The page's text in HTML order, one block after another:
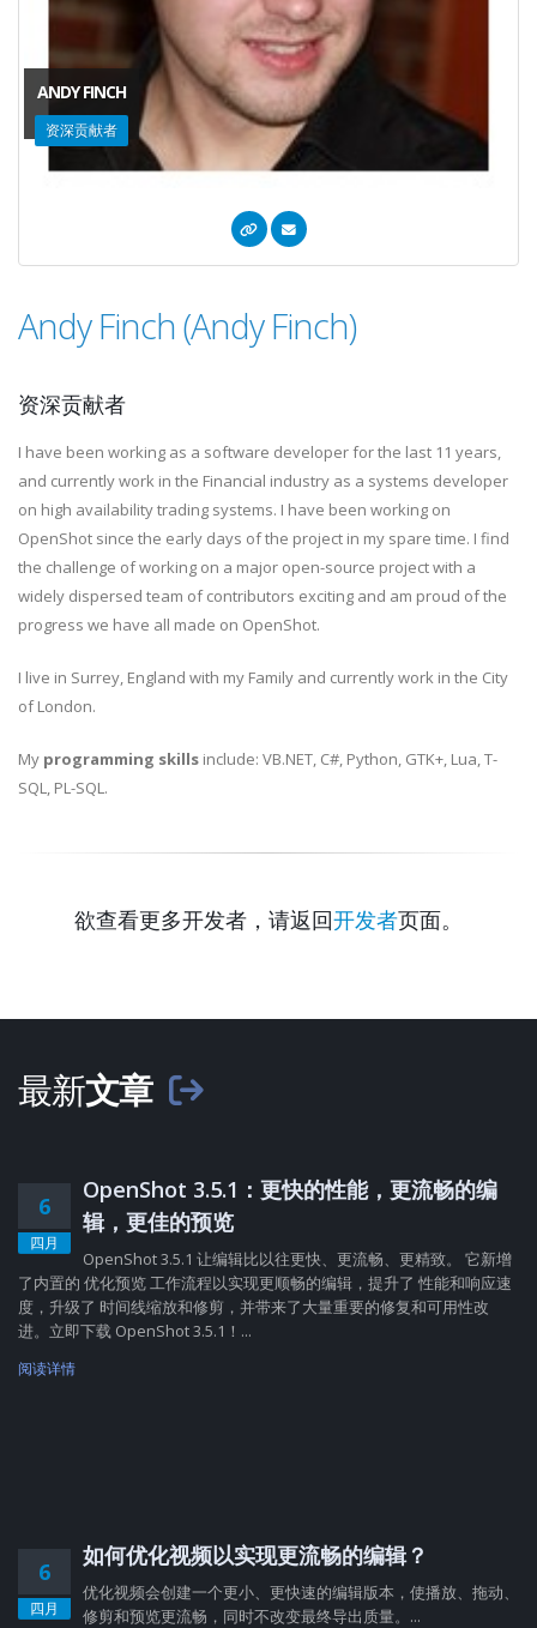
ANDY FINCH
资深贡献者
Andy Finch (Andy Finch)
资深贡献者
I have been working as a software developer for the last 11 years,
and currently work in the Financial industry as a systems developer
on high availability trading systems. I have been working on
OpenShot since the early days of the project in my spare time. I find
the challenge of working on a major open-source project with a
widely dispersed team of contributors exciting and am proud of the
progress we have all made on OpenShot.
I live in Surrey, England with my Family and currently work in the City
of London.
My programming skills include: VB.NET, C#, Python, GTK+, Lua, T-
SQL, PL-SQL.
欲查看更多开发者，请返回开发者页面。
最新文章
6
四月
OpenShot 3.5.1：更快的性能，更流畅的编
辑，更佳的预览
OpenShot 3.5.1 让编辑比以往更快、更流畅、更精致。 它新增
了内置的 优化预览 工作流程以实现更顺畅的编辑，提升了 性能和响应速
度，升级了 时间线缩放和修剪，并带来了大量重要的修复和可用性改
进。立即下载 OpenShot 3.5.1！...
阅读详情
6
四月
如何优化视频以实现更流畅的编辑？
优化视频会创建一个更小、更快速的编辑版本，使播放、拖动、
修剪和预览更流畅，同时不改变最终导出质量。...